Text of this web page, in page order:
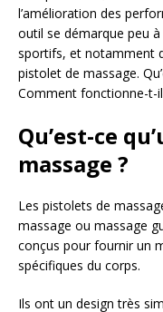
l’amélioration des
outil se démarque peu
sportifs, et notamment
pistolet de massage.
Comment fonctionne-t-
Qu’est-ce
massage ?
Les pistolets de
massage ou massage
conçus pour fournir un
spécifiques du corps.
Ils ont un design très